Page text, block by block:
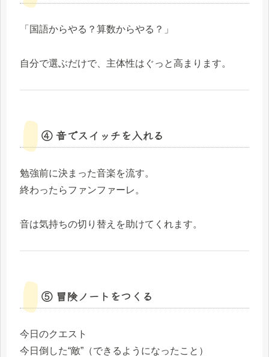
「国語からやる？算数からやる？」
自分で選ぶだけで、主体性はぐっと高まります。
④ 音でスイッチを入れる
勉強前に決まった音楽を流す。
終わったらファンファーレ。
音は気持ちの切り替えを助けてくれます。
⑤ 冒険ノートをつくる
今日のクエスト
今日倒した“敵”（できるようになったこと）